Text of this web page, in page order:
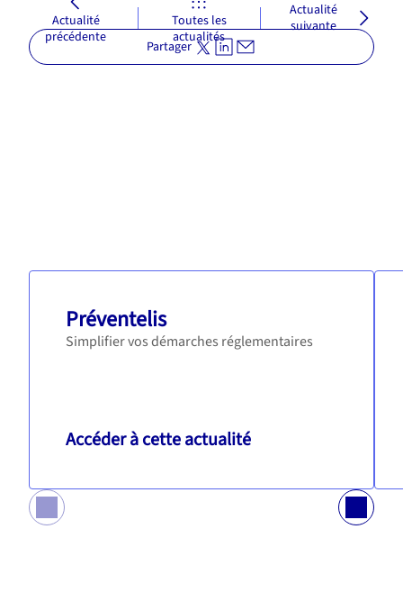
Actualité
précédente
Toutes les
actualités
Actualité
suivante
Partager
Préventelis
Simplifier vos démarches réglementaires
Accéder à cette actualité